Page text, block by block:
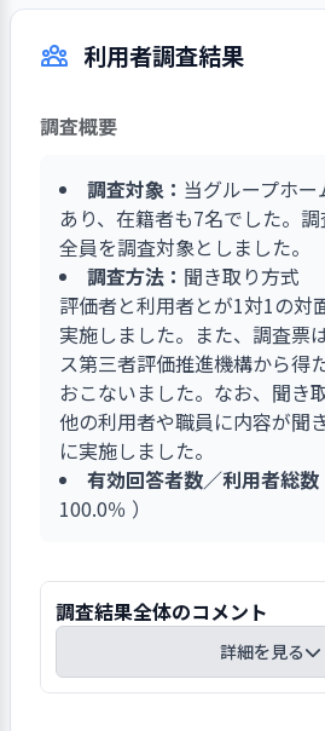
みもあります。利用者のために
と、退所者のふるさと活動であ
なっています。
校・商店・医療機関・各種事
業後も見慣れた地域で、地域の
ながら、ストレス少なく生活
立ちます。行政等と相談しな
関の近くに設置することから
設を確保してきた法人の努力
す。
利用者調査結果
調査概要
調査対象： 当グループホ
あり、在籍者も7名でした。
全員を調査対象としました。
調査方法： 聞き取り方式
評価者と利用者とが1対1の対
実施しました。また、調査票
ス第三者評価推進機構から得
おこないました。なお、聞き
他の利用者や職員に内容が聞
に実施しました。
有効回答者数／利用者総数
100.0％ ）
調査結果全体のコメント
詳細を見る